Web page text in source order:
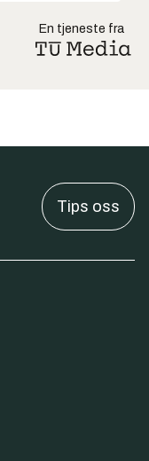
En tjeneste fra
Tips oss